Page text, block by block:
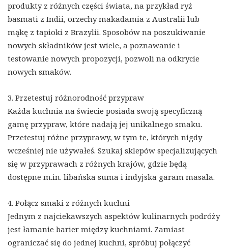
produkty z różnych części świata, na przykład ryż
basmati z Indii, orzechy makadamia z Australii lub
mąkę z tapioki z Brazylii. Sposobów na poszukiwanie
nowych składników jest wiele, a poznawanie i
testowanie nowych propozycji, pozwoli na odkrycie
nowych smaków.
3. Przetestuj różnorodność przypraw
Każda kuchnia na świecie posiada swoją specyficzną
gamę przypraw, które nadają jej unikalnego smaku.
Przetestuj różne przyprawy, w tym te, których nigdy
wcześniej nie używałeś. Szukaj sklepów specjalizujących
się w przyprawach z różnych krajów, gdzie będą
dostępne m.in. libańska suma i indyjska garam masala.
4. Połącz smaki z różnych kuchni
Jednym z najciekawszych aspektów kulinarnych podróży
jest łamanie barier między kuchniami. Zamiast
ograniczać się do jednej kuchni, spróbuj połączyć